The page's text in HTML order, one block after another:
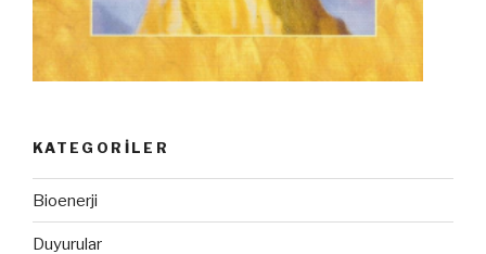
KATEGORILER
Bioenerji
Duyurular